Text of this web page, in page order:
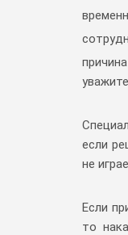
если
не
Если
то